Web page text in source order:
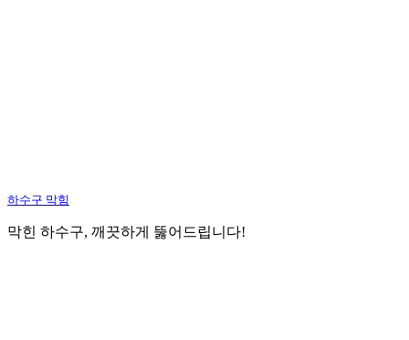
하수구 막힘
막힌 하수구, 깨끗하게 뚫어드립니다!